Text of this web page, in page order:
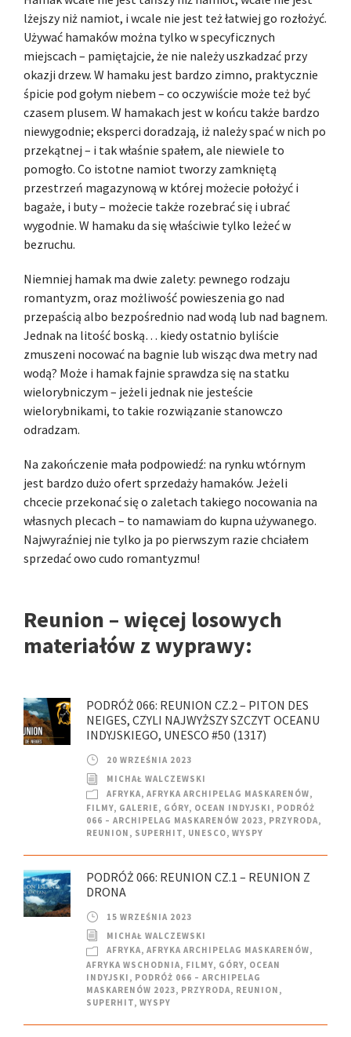
lżejszy niż namiot, i wcale nie jest też łatwiej go rozłożyć.
Używać hamaków można tylko w specyficznych
miejscach – pamiętajcie, że nie należy uszkadzać przy
okazji drzew. W hamaku jest bardzo zimno, praktycznie
śpicie pod gołym niebem – co oczywiście może też być
czasem plusem. W hamakach jest w końcu także bardzo
niewygodnie; eksperci doradzają, iż należy spać w nich po
przekątnej – i tak właśnie spałem, ale niewiele to
pomogło. Co istotne namiot tworzy zamkniętą
przestrzeń magazynową w której możecie położyć i
bagaże, i buty – możecie także rozebrać się i ubrać
wygodnie. W hamaku da się właściwie tylko leżeć w
bezruchu.
Niemniej hamak ma dwie zalety: pewnego rodzaju
romantyzm, oraz możliwość powieszenia go nad
przepaścią albo bezpośrednio nad wodą lub nad bagnem.
Jednak na litość boską… kiedy ostatnio byliście
zmuszeni nocować na bagnie lub wisząc dwa metry nad
wodą? Może i hamak fajnie sprawdza się na statku
wielorybniczym – jeżeli jednak nie jesteście
wielorybnikami, to takie rozwiązanie stanowczo
odradzam.
Na zakończenie mała podpowiedź: na rynku wtórnym
jest bardzo dużo ofert sprzedaży hamaków. Jeżeli
chcecie przekonać się o zaletach takiego nocowania na
własnych plecach – to namawiam do kupna używanego.
Najwyraźniej nie tylko ja po pierwszym razie chciałem
sprzedać owo cudo romantyzmu!
Reunion – więcej losowych
materiałów z wyprawy:
PODRÓŻ 066: REUNION CZ.2 – PITON DES
NEIGES, CZYLI NAJWYŻSZY SZCZYT OCEANU
INDYJSKIEGO, UNESCO #50 (1317)
20 WRZEŚNIA 2023
MICHAŁ WALCZEWSKI
AFRYKA, AFRYKA ARCHIPELAG MASKARENÓW,
FILMY, GALERIE, GÓRY, OCEAN INDYJSKI , PODRÓŻ
066 – ARCHIPELAG MASKARENÓW 2023, PRZYRODA,
REUNION , SUPERHIT, UNESCO, WYSPY
PODRÓŻ 066: REUNION CZ.1 – REUNION Z
DRONA
15 WRZEŚNIA 2023
MICHAŁ WALCZEWSKI
AFRYKA, AFRYKA ARCHIPELAG MASKARENÓW,
AFRYKA WSCHODNIA, FILMY, GÓRY, OCEAN
INDYJSKI , PODRÓŻ 066 – ARCHIPELAG
MASKARENÓW 2023, PRZYRODA, REUNION ,
SUPERHIT, WYSPY